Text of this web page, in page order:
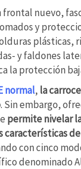
frontal nuevo,
y
plásticas,
y faldones
la protección
normal, la
. Sin embargo,
permite nivelar
características
con cinco
denominado